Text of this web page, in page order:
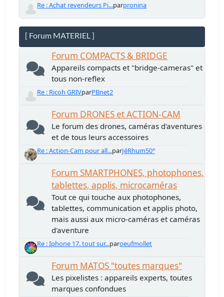
Re : Achat revendeurs Pi...parpronina
[ Forum MATERIEL ]
Forum COMPACTS & BRIDGE
Appareils compacts et "bridge-cameras" et
tous non-reflex
Re : Ricoh GRIVparPBnet2
Forum DRONES et ACTION-CAM
Le forum des drones, caméras d'aventures
et de tous leurs accessoires
Re : Action-Cam pour all...parJéRhum50°
Forum SMARTPHONES, photophones,
tablettes, applis, microcaméras
Tout ce qui touche aux photophones,
tablettes, communication et applis photo,
mais aussi aux micro-caméras et caméras
d'aventure
Re : Iphone 17. tout sur...paroeufmollet
Forum MATOS "toutes marques"
Les pixelistes : appareils experts, toutes
marques confondues